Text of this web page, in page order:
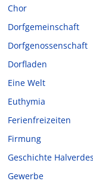
Chor
Dorfgemeinschaft
Dorfgenossenschaft
Dorfladen
Eine Welt
Euthymia
Ferienfreizeiten
Firmung
Geschichte Halverdes
Gewerbe